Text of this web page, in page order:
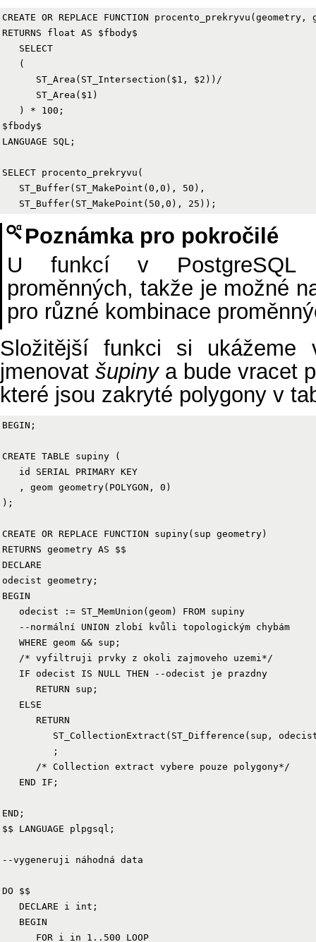
CREATE OR REPLACE FUNCTION procento_prekryvu(geometry,
RETURNS float AS $fbody$
   SELECT
   (
      ST_Area(ST_Intersection($1, $2))/
      ST_Area($1)
   ) * 100;
$fbody$
LANGUAGE SQL;
SELECT procento_prekryvu(
   ST_Buffer(ST_MakePoint(0,0), 50),
Poznámka pro pokročilé
U funkcí v PostgreSQL
proměnných, takže je možné
pro různé kombinace
Složitější funkci si ukážeme
jmenovat šupinya bude vracet
které jsou zakryté polygony v
BEGIN;
CREATE TABLE supiny (
   id SERIAL PRIMARY KEY
   , geom geometry(POLYGON, 0)
);
CREATE OR REPLACE FUNCTION supiny(sup geometry)
RETURNS geometry AS $$
DECLARE
odecist geometry;
BEGIN
   odecist := ST_MemUnion(geom) FROM supiny
   --normální UNION zlobí kvůli topologickým chybám
   WHERE geom && sup;
   /* vyfiltruji prvky z okoli zajmoveho uzemi*/
   IF odecist IS NULL THEN --odecist je prazdny
      RETURN sup;
   ELSE
      RETURN
ST_CollectionExtract(ST_Difference(sup,
         ;
      /* Collection extract vybere pouze polygony*/
   END IF;
END;
$$ LANGUAGE plpgsql;
--vygeneruji náhodná data
DO $$
   DECLARE i int;
   BEGIN
      FOR i in 1..500 LOOP